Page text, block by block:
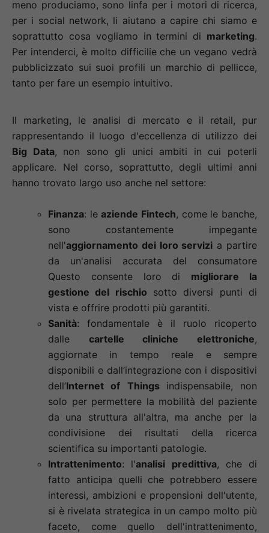
meno produciamo, sono linfa per i motori di ricerca,
per i social network, li aiutano a capire chi siamo e
soprattutto cosa vogliamo in termini di marketing.
Per intenderci, è molto difficilie che un vegano vedrà
pubblicizzato sui suoi profili un marchio di pellicce,
tanto per fare un esempio intuitivo.
Il marketing, le analisi di mercato e il retail, pur
rappresentando il luogo d'eccellenza di utilizzo dei
Big Data, non sono gli unici ambiti in cui poterli
applicare. Nel corso, soprattutto, degli ultimi anni
hanno trovato largo uso anche nel settore:
Finanza: leaziende Fintech, come le banche,
sono costantemente impegante
nell'aggiornamento dei loro servizi a partire
da un'analisi accurata del consumatore
Questo consente loro di migliorare la
gestione del rischio sotto diversi punti di
vista e offrire prodotti più garantiti.
Sanità: fondamentale è il ruolo ricoperto
dalle cartelle cliniche elettroniche,
aggiornate in tempo reale e sempre
disponibili e dall’integrazione con i dispositivi
dell’Internet of Things indispensabile, non
solo per permettere la mobilità del paziente
da una struttura all'altra, ma anche per la
condivisione dei risultati della ricerca
scientifica su importanti patologie.
Intrattenimento: l'analisi predittiva, che di
fatto anticipa quelli che potrebbero essere
interessi, ambizioni e propensioni dell'utente,
si è rivelata strategica in un campo molto più
faceto, come quello dell'intrattenimento,